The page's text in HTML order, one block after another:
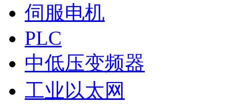
伺服电机
PLC
中低压变频器
工业以太网